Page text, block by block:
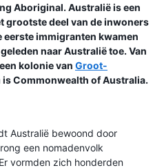
Aboriginal. Australië is een
grootste deel van de inwoners
eerste immigranten kwamen
naar Australië toe. Van
kolonie van Groot-
is Commonwealth of Australia.
Australië bewoond door
een nomadenvolk
vormden zich honderden